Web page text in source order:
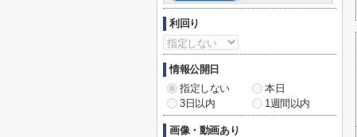
利回り
情報公開日
指定しない
本日
3日以内
1週間以内
画像・動画あり